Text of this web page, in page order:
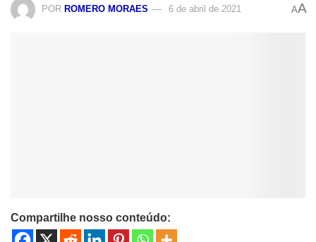
POR ROMERO MORAES 6 de abril de 2021 AA
Compartilhe nosso conteúdo: